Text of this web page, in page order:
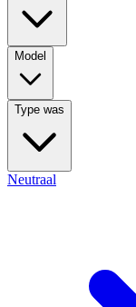
Model
Type was
Neutraal